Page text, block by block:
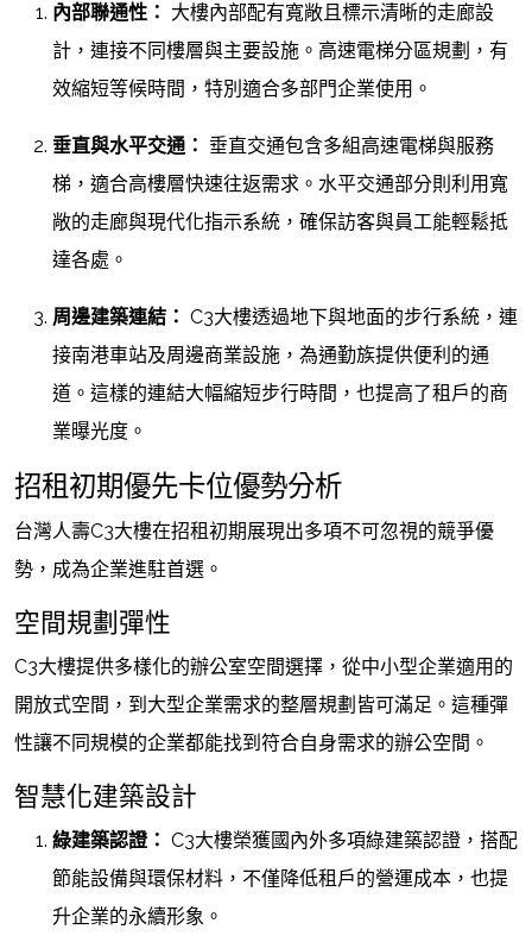
內部聯通性： 大樓內部配有寬敞且標示清晰的走廊設
計，連接不同樓層與主要設施。高速電梯分區規劃，有
效縮短等候時間，特別適合多部門企業使用。
垂直與水平交通： 垂直交通包含多組高速電梯與服務
梯，適合高樓層快速往返需求。水平交通部分則利用寬
敞的走廊與現代化指示系統，確保訪客與員工能輕鬆抵
達各處。
周邊建築連結： C3大樓透過地下與地面的步行系統，連
接南港車站及周邊商業設施，為通勤族提供便利的通
道。這樣的連結大幅縮短步行時間，也提高了租戶的商
業曝光度。
招租初期優先卡位優勢分析
台灣人壽C3大樓在招租初期展現出多項不可忽視的競爭優
勢，成為企業進駐首選。
空間規劃彈性
C3大樓提供多樣化的辦公室空間選擇，從中小型企業適用的
開放式空間，到大型企業需求的整層規劃皆可滿足。這種彈
性讓不同規模的企業都能找到符合自身需求的辦公空間。
智慧化建築設計
綠建築認證： C3大樓榮獲國內外多項綠建築認證，搭配
節能設備與環保材料，不僅降低租戶的營運成本，也提
升企業的永續形象。